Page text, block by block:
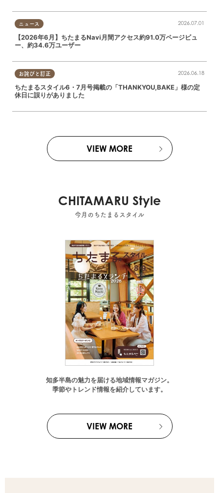
ニュース 2026.07.01
【2026年6月】ちたまるNavi月間アクセス約91.0万ページビュ
ー、約34.6万ユーザー
お詫びと訂正 2026.06.18
ちたまるスタイル6・7月号掲載の「THANKYOU,BAKE」様の定
休日に誤りがありました
VIEW MORE
CHITAMARU Style
今月のちたまるスタイル
知多半島の魅力を届ける地域情報マガジン。
季節やトレンド情報を紹介しています。
VIEW MORE